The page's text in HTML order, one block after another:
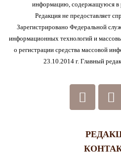
информацию, содержащуюся в
Редакция не предоставляет
Зарегистрировано Федеральной
информационных технологий и
о регистрации средства массовой
23.10.2014 г. Главный